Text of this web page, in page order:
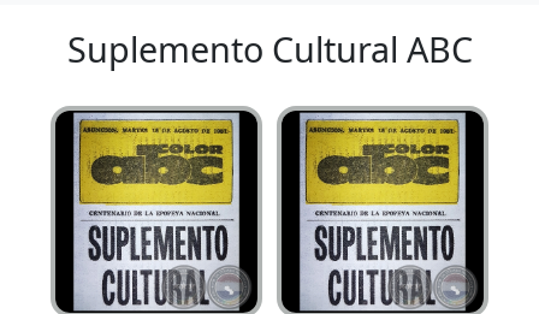
Suplemento Cultural ABC